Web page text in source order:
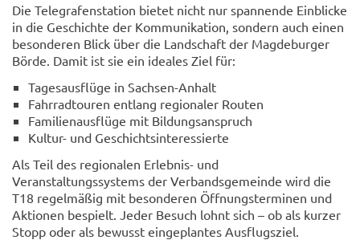
Die Telegrafenstation bietet nicht nur spannende Einblicke
in die Geschichte der Kommunikation, sondern auch einen
besonderen Blick über die Landschaft der Magdeburger
Börde. Damit ist sie ein ideales Ziel für:
Tagesausflüge in Sachsen-Anhalt
Fahrradtouren entlang regionaler Routen
Familienausflüge mit Bildungsanspruch
Kultur- und Geschichtsinteressierte
Als Teil des regionalen Erlebnis- und
Veranstaltungssystems der Verbandsgemeinde wird die
T18 regelmäßig mit besonderen Öffnungsterminen und
Aktionen bespielt. Jeder Besuch lohnt sich – ob als kurzer
Stopp oder als bewusst eingeplantes Ausflugsziel.